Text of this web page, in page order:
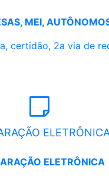
MEI,
certidão, 2a via de
ELETRÔNICA